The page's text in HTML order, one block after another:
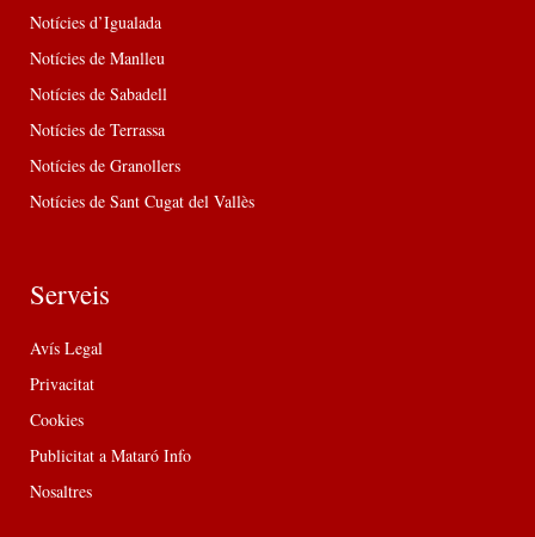
Notícies d’Igualada
Notícies de Manlleu
Notícies de Sabadell
Notícies de Terrassa
Notícies de Granollers
Notícies de Sant Cugat del Vallès
Serveis
Avís Legal
Privacitat
Cookies
Publicitat a Mataró Info
Nosaltres